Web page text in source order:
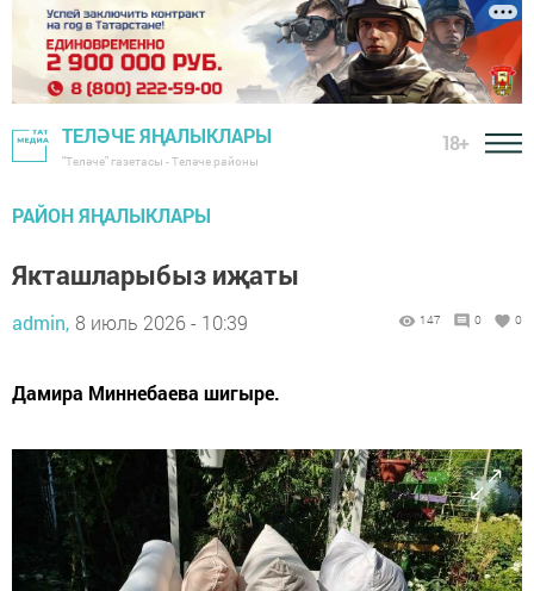
ТЕЛӘЧЕ ЯҢАЛЫКЛАРЫ
"Теләче" газетасы - Теләче районы
18+
РАЙОН ЯҢАЛЫКЛАРЫ
Якташларыбыз иҗаты
admin, 8 июль 2026 - 10:39 147 0 0
Дамира Миннебаева шигыре.